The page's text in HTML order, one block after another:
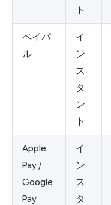
ト
ペイパ
ル
イ
ン
ス
タ
ン
ト
Apple
Pay /
Google
Pay
イ
ン
ス
タ